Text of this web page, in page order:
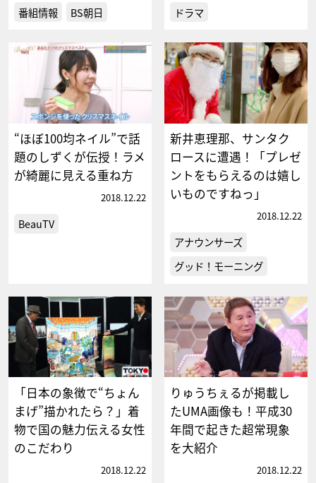
番組情報 BS朝日 ドラマ
“ほぼ100均ネイル”で話
題のしずくが伝授！ラメ
が綺麗に見える重ね方
2018.12.22
BeauTV
新井恵理那、サンタク
ロースに遭遇！「プレゼ
ントをもらえるのは嬉し
いものですねっ」
2018.12.22
アナウンサーズ
グッド！モーニング
「日本の象徴で“ちょん
まげ”描かれたら？」着
物で国の魅力伝える女性
のこだわり
2018.12.22
りゅうちぇるが掲載し
たUMA画像も！平成30
年間で起きた超常現象
を大紹介
2018.12.22